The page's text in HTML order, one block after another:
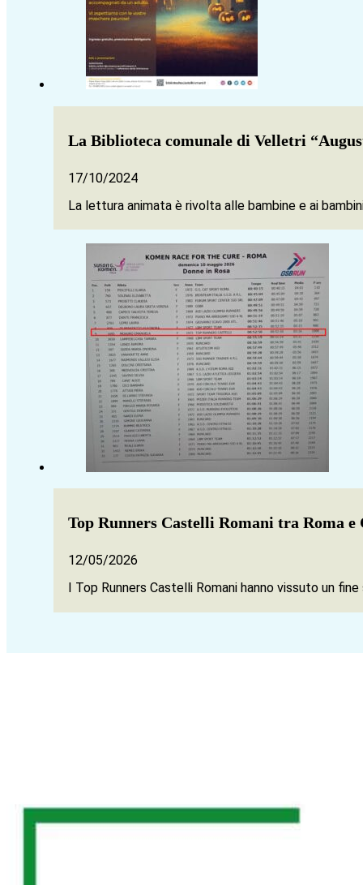
La Biblioteca comunale di Velletri
17/10/2024
La lettura animata è rivolta alle bambine e ai
Top Runners Castelli Romani tra Roma
12/05/2026
I Top Runners Castelli Romani hanno vissuto un